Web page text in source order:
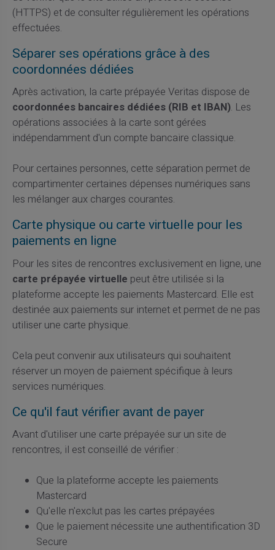
(HTTPS) et de consulter régulièrement les opérations
effectuées.
Séparer ses opérations grâce à des
coordonnées dédiées
Après activation, la carte prépayée Veritas dispose de
coordonnées bancaires dédiées (RIB et IBAN). Les
opérations associées à la carte sont gérées
indépendamment d'un compte bancaire classique.
Pour certaines personnes, cette séparation permet de
compartimenter certaines dépenses numériques sans
les mélanger aux charges courantes.
Carte physique ou carte virtuelle pour les
paiements en ligne
Pour les sites de rencontres exclusivement en ligne, une
carte prépayée virtuelle peut être utilisée si la
plateforme accepte les paiements Mastercard. Elle est
destinée aux paiements sur internet et permet de ne pas
utiliser une carte physique.
Cela peut convenir aux utilisateurs qui souhaitent
réserver un moyen de paiement spécifique à leurs
services numériques.
Ce qu'il faut vérifier avant de payer
Avant d'utiliser une carte prépayée sur un site de
rencontres, il est conseillé de vérifier :
Que la plateforme accepte les paiements
Mastercard
Qu'elle n'exclut pas les cartes prépayées
Que le paiement nécessite une authentification 3D
Secure